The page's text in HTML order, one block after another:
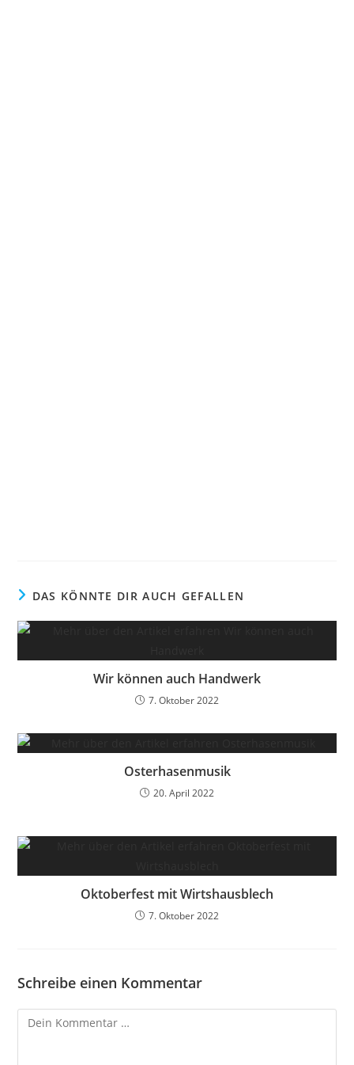
DAS KÖNNTE DIR AUCH GEFALLEN
Wir können auch Handwerk
7. Oktober 2022
Osterhasenmusik
20. April 2022
Oktoberfest mit Wirtshausblech
7. Oktober 2022
Schreibe einen Kommentar
Kommentar